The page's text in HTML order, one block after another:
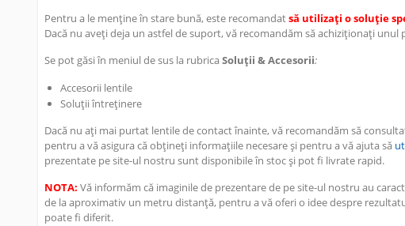
Pentru a le menține în stare bună, este recomandatsă utilizați o soluție
Dacă nu aveți deja un astfel de suport, vă recomandăm să achiziționați
Se pot găsi în meniul de sus la rubricaSoluții & Accesorii:
Accesorii lentile
Soluții întreținere
Dacă nu ați mai purtat lentile de contact înainte, vă recomandăm să
pentru a vă asigura că obțineți informațiile necesare și pentru a vă ajuta să
prezentate pe site-ul nostru sunt disponibile în stoc și pot fi livrate rapid.
NOTA: Vă informăm că imaginile de prezentare de pe site-ul nostru au
de la aproximativ un metru distanță, pentru a vă oferi o idee despre
poate fi diferit.